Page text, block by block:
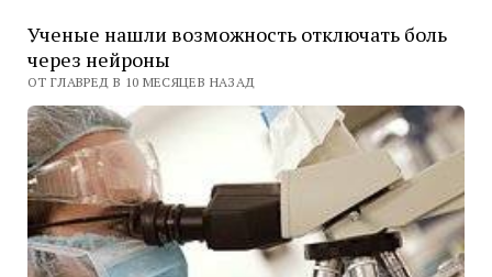
Ученые нашли возможность отключать боль
через нейроны
ОТ ГЛАВРЕД В 10 МЕСЯЦЕВ НАЗАД